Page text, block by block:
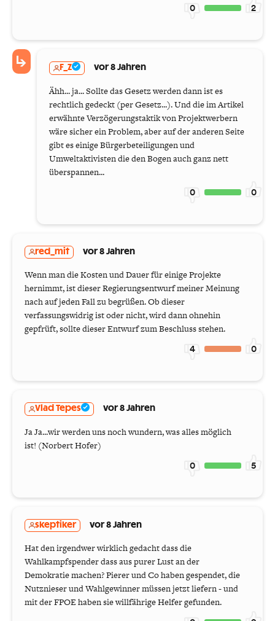
0 2
F_Z vor 8 Jahren
Ähh... ja... Sollte das Gesetz werden dann ist es
rechtlich gedeckt (per Gesetz...). Und die im Artikel
erwähnte Verzögerungstaktik von Projektwerbern
wäre sicher ein Problem, aber auf der anderen Seite
gibt es einige Bürgerbeteiligungen und
Umweltaktivisten die den Bogen auch ganz nett
überspannen...
0 0
red_mit vor 8 Jahren
Wenn man die Kosten und Dauer für einige Projekte
hernimmt, ist dieser Regierungsentwurf meiner Meinung
nach auf jeden Fall zu begrüßen. Ob dieser
verfassungswidrig ist oder nicht, wird dann ohnehin
gepfrüft, sollte dieser Entwurf zum Beschluss stehen.
4 0
Vlad Tepes vor 8 Jahren
Ja Ja...wir werden uns noch wundern, was alles möglich
ist! (Norbert Hofer)
0 5
skeptiker vor 8 Jahren
Hat den irgendwer wirklich gedacht dass die
Wahlkampfspender dass aus purer Lust an der
Demokratie machen? Pierer und Co haben gespendet, die
Nutznieser und Wahlgewinner müssen jetzt liefern - und
mit der FPOE haben sie willfährige Helfer gefunden.